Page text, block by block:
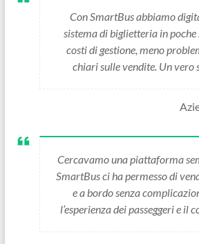
Con SmartBus abbiamo
sistema di biglietteria in
costi di gestione, meno
chiari sulle vendite. Un vero
Cercavamo una piattaforma
SmartBus ci ha permesso di
e a bordo senza
l’esperienza dei passeggeri e il